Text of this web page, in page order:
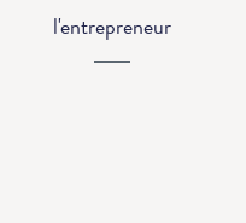
l'entrepreneur